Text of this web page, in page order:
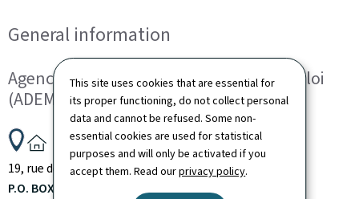
This site uses cookies that are essential for
its proper functioning, do not collect personal
data and cannot be refused. Some non-
essential cookies are used for statistical
purposes and will only be activated if you
accept them. Read ourprivacy policy.
General information
Agence pour le développement de l'emploi
(ADEM)
ADDRESS:
19, rue de BitbourgL-1273LuxembourgLuxembourg
P.O. BOX: